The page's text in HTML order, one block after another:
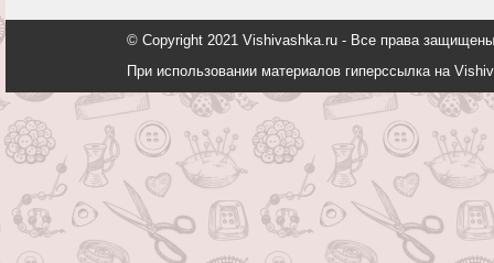
© Copyright 2021 Vishivashka.ru - Все права
При использовании материалов гиперссылка на